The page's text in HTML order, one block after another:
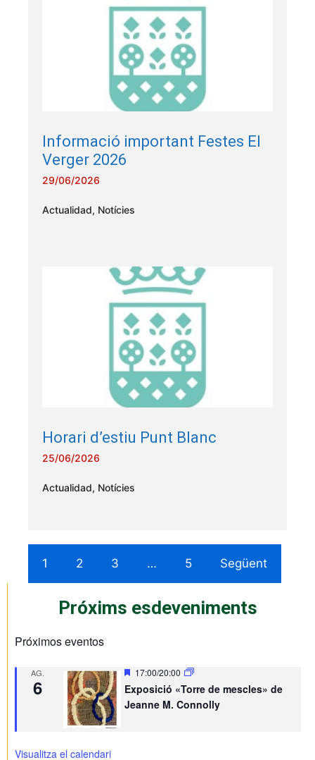
Informació important Festes El
Verger 2026
29/06/2026
Actualidad, Notícies
Horari d’estiu Punt Blanc
25/06/2026
Actualidad, Notícies
1 2 3 … 5 Següent
Próxims esdeveniments
Próximos eventos
AG.
6
D
s
t
17:00/20:00
Exposició «Torre de mescles» de
Jeanne M. Connolly
Visualitza el calendari